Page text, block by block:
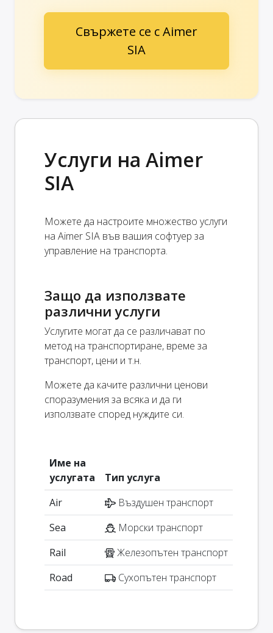
Свържете се с Aimer
SIA
Услуги на Aimer
SIA
Можете да настроите множество услуги
на Aimer SIA във вашия софтуер за
управление на транспорта.
Защо да използвате
различни услуги
Услугите могат да се различават по
метод на транспортиране, време за
транспорт, цени и т.н.
Можете да качите различни ценови
споразумения за всяка и да ги
използвате според нуждите си.
Име на
услугата
Тип услуга
Air
Въздушен транспорт
Sea
Морски транспорт
Rail
Железопътен транспорт
Road
Сухопътен транспорт